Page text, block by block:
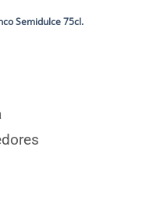
Semidulce 75cl.